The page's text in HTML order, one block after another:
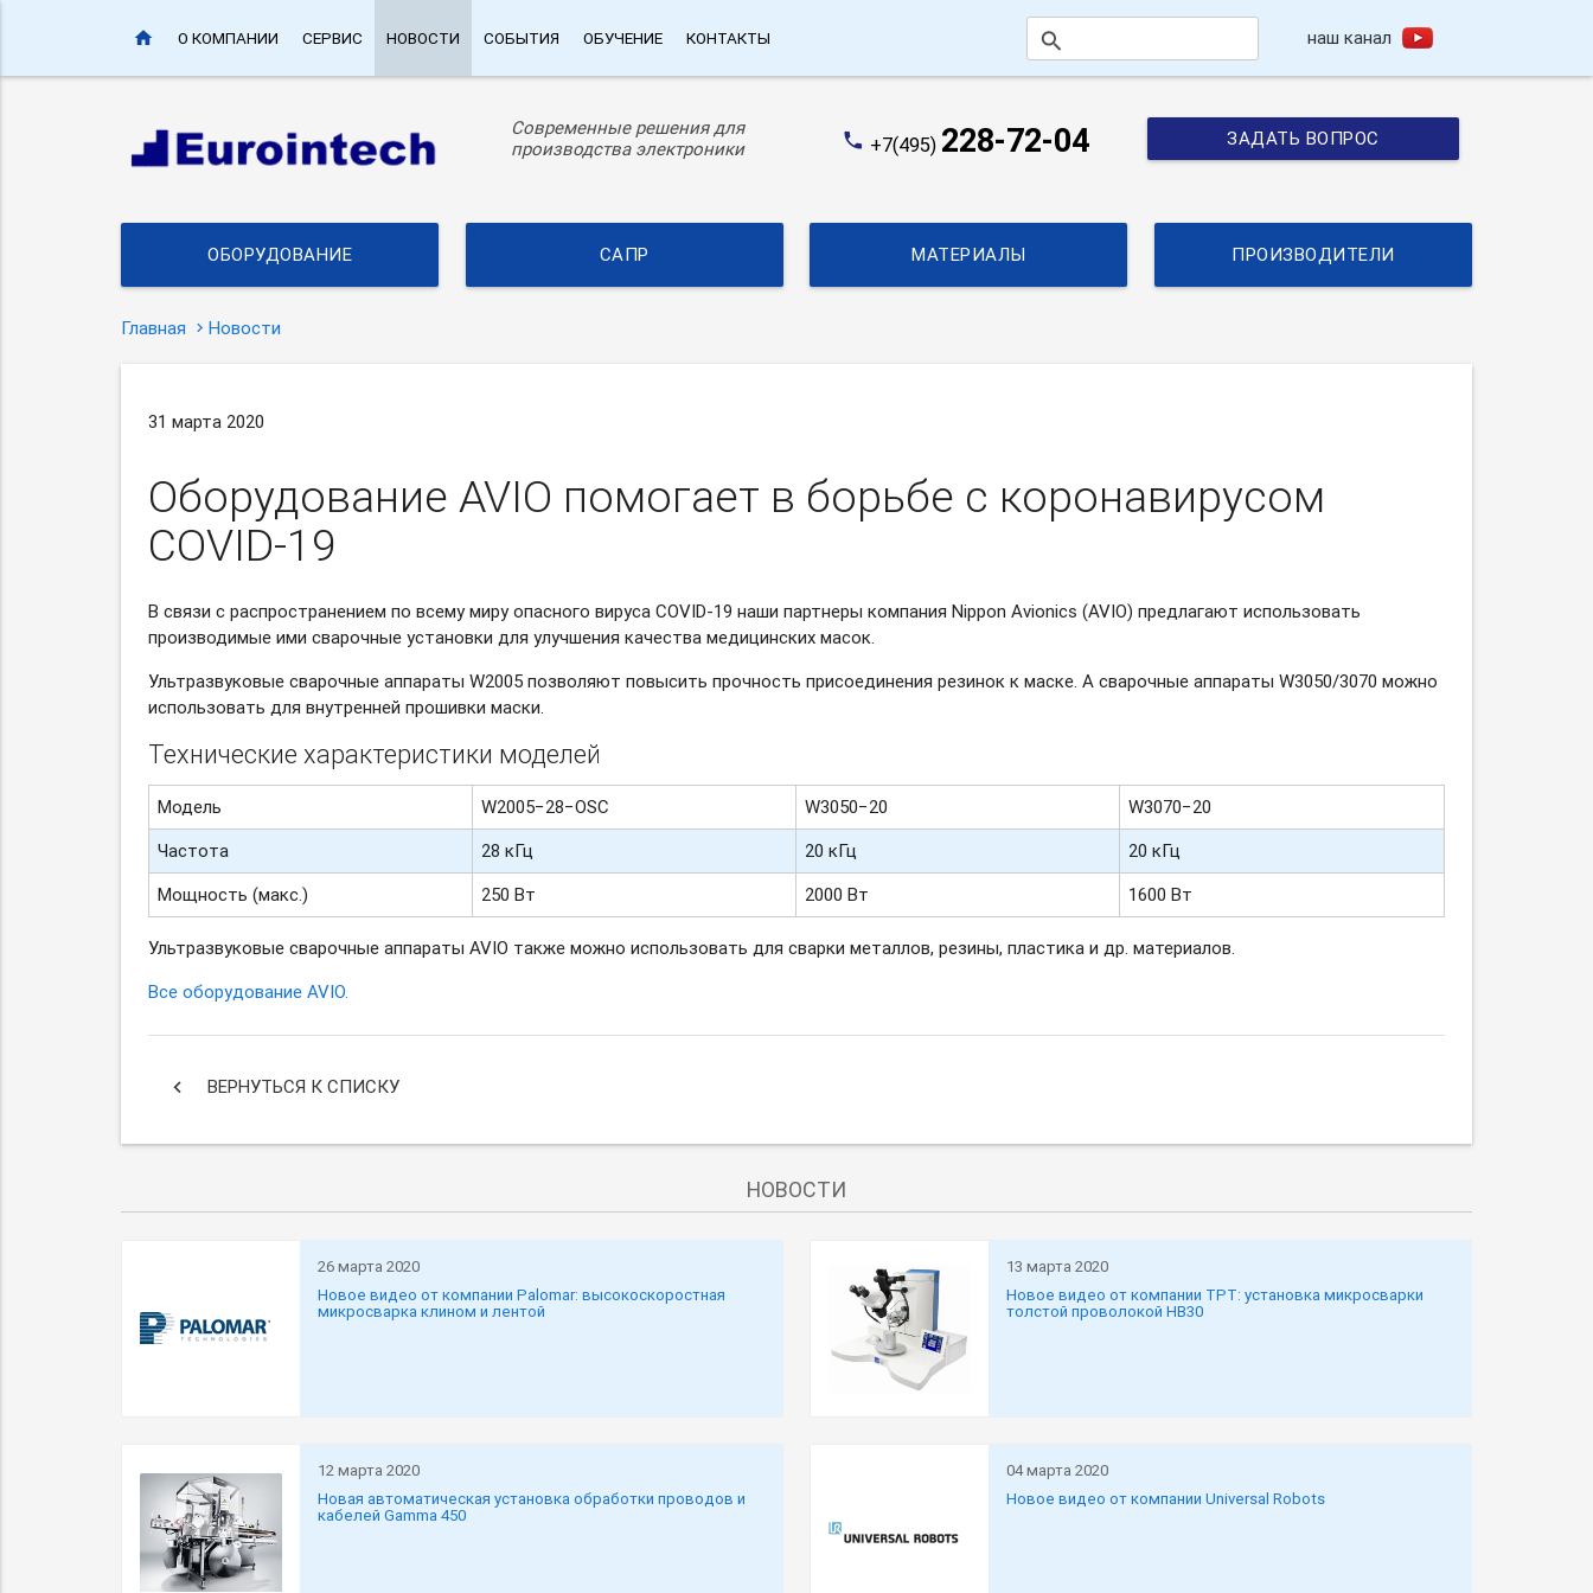
home О КОМПАНИИ СЕРВИС НОВОСТИ СОБЫТИЯ ОБУЧЕНИЕ КОНТАКТЫ search наш канал
Современные решения для
производства электроники
phone +7(495) 228-72-04 ЗАДАТЬ ВОПРОС
ОБОРУДОВАНИЕ САПР МАТЕРИАЛЫ ПРОИЗВОДИТЕЛИ
Главная Новости
31 марта 2020
Оборудование AVIO помогает в борьбе с коронавирусом
COVID-19
В связи с распространением по всему миру опасного вируса COVID-19 наши партнеры компания Nippon Avionics (AVIO) предлагают использовать
производимые ими сварочные установки для улучшения качества медицинских масок.
Ультразвуковые сварочные аппараты W2005 позволяют повысить прочность присоединения резинок к маске. А сварочные аппараты W3050/3070 можно
использовать для внутренней прошивки маски.
Технические характеристики моделей
Модель W2005−28−OSC W3050−20
W3070−20
Частота
28 кГц 20 кГц
20 кГц
Мощность (макс.)
250 Вт 2000 Вт 1600 Вт
Ультразвуковые сварочные аппараты AVIO также можно использовать для сварки металлов, резины, пластика и др. материалов.
Все оборудование AVIO.
keyboard_arrow_left ВЕРНУТЬСЯ К СПИСКУ
НОВОСТИ
26 марта 2020
Новое видео от компании Palomar: высокоскоростная
микросварка клином и лентой
13 марта 2020
Новое видео от компании TPT: установка микросварки
толстой проволокой HB30
12 марта 2020
Новая автоматическая установка обработки проводов и
кабелей Gamma 450
04 марта 2020
Новое видео от компании Universal Robots